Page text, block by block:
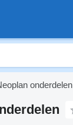
onderdelen